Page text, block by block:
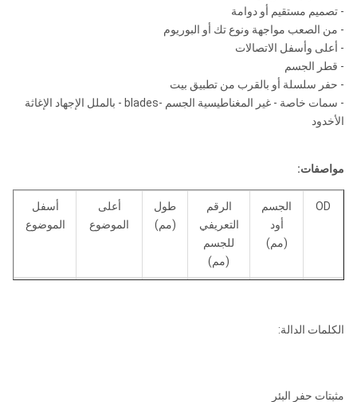
- تصميم مستقيم أو دوامة
- من الصعب مواجهة ونوع تك أو البوريوم
- أعلى وأسفل الاتصالات
- قطر الجسم
- حفر سلسلة أو بالقرب من تطبيق بيت
- سمات خاصة - غير المغناطيسية الجسم -blades - بالملل الإجهاد الإغاثة
الأخدود
مواصفات:
OD
الجسم
أود
(مم)
الرقم
التعريفي
للجسم
(مم)
طول
(مم)
أعلى
الموضوع
أسفل
الموضوع
1/2
7
الكلمات الدالة:
مثبتات حفر البئر